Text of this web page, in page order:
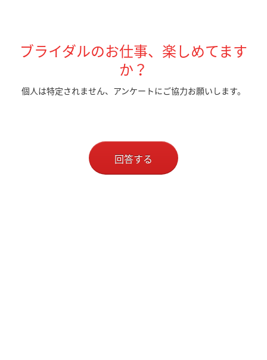
ブライダルのお仕事、楽しめてます
か？
個人は特定されません、アンケートにご協力お願いします。
回答する